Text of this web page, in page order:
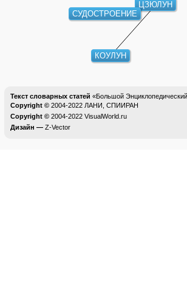
ЦЗЮЛУН
КОУЛУН
СУДОСТРОЕНИЕ
Текст словарных статей «Большой
Copyright © 2004-2022 ЛАНИ, СПИИРАН
Copyright © 2004-2022 VisualWorld.ru
Дизайн — Z-Vector